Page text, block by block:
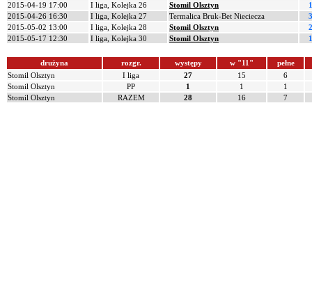
2015-04-19 17:00
I liga, Kolejka 26 Stomil Olsztyn
2015-04-26 16:30
I liga, Kolejka 27 Termalica Bruk-Bet Nieciecza
2015-05-02 13:00
I liga, Kolejka 28 Stomil Olsztyn
2015-05-17 12:30
I liga, Kolejka 30 Stomil Olsztyn
drużyna rozgr. występy w "11"
pełne
Stomil Olsztyn
I liga 27 15
6
Stomil Olsztyn
PP 1 1
1
Stomil Olsztyn
RAZEM 28 16 7